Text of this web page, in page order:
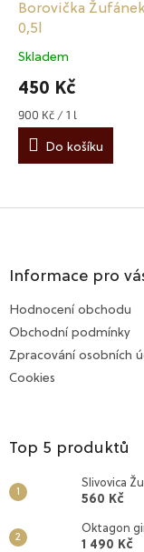
Borovička
0,5l
Průměrné
hodnocení
produktu
je
4,9
5
Skladem
450 Kč
Měrná
cena:
900 Kč / 1 l
Do košíku
Informace pro
Hodnocení obchodu
Obchodní podmínky
Zpracování osobních
Cookies
Top 5 produktů
Slivovica
560 Kč
Oktagon
1 490 Kč